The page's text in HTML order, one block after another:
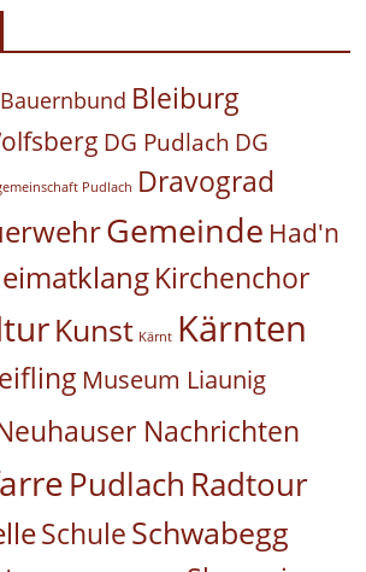
Bauernbund Bleiburg
DG Pudlach DG
Pudlach Dravograd
Gemeinde Had'n
Kirchenchor
Kunst Kärnt Kärnten
Museum Liaunig
Nachrichten
Pudlach Radtour
SchuleSchwabegg